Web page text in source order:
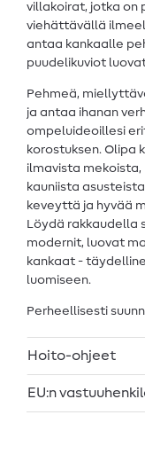
villakoirat, jotka on
viehättävällä
antaa kankaalle
puudelikuviot
Pehmeä,
ja antaa ihanan
ompeluideoillesi
korostuksen. Olipa
ilmavista
kauniista
keveyttä ja hyvää
Löydä rakkaudella
modernit, luovat
kankaat -
luomiseen.
Perheellisesti
Hoito-ohjeet
EU:n